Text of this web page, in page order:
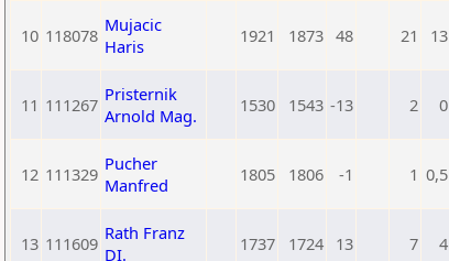
10 118078 Mujacic
Haris
1921 1873 48 21 13
11 111267 Pristernik
Arnold Mag.
1530 1543 -13 2 0
12 111329 Pucher
Manfred
1805 1806 -1 1 0,5
13 111609 Rath Franz
DI.
1737 1724 13 7 4